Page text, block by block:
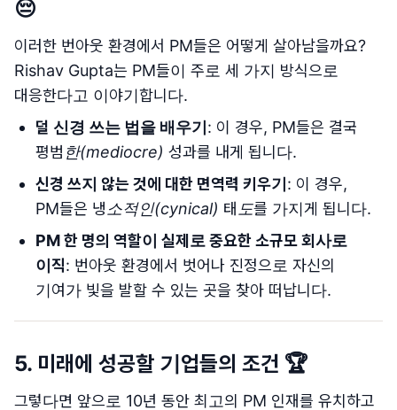
😔
이러한 번아웃 환경에서 PM들은 어떻게 살아남을까요?
Rishav Gupta는 PM들이 주로 세 가지 방식으로
대응한다고 이야기합니다.
덜 신경 쓰는 법을 배우기 : 이 경우, PM들은 결국
평범한(mediocre) 성과를 내게 됩니다.
신경 쓰지 않는 것에 대한 면역력 키우기 : 이 경우,
PM들은 냉소적인(cynical) 태도를 가지게 됩니다.
PM 한 명의 역할이 실제로 중요한 소규모 회사로
이직: 번아웃 환경에서 벗어나 진정으로 자신의
기여가 빛을 발할 수 있는 곳을 찾아 떠납니다.
5. 미래에 성공할 기업들의 조건 🏆
그렇다면 앞으로 10년 동안 최고의 PM 인재를 유치하고